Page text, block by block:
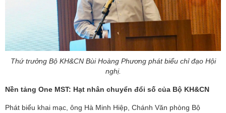
Thứ trưởng Bộ KH&CN Bùi Hoàng Phương phát biểu chỉ đạo Hội
nghị.
Nền tảng One MST: Hạt nhân chuyển đổi số của Bộ KH&CN
Phát biểu khai mạc, ông Hà Minh Hiệp, Chánh Văn phòng Bộ